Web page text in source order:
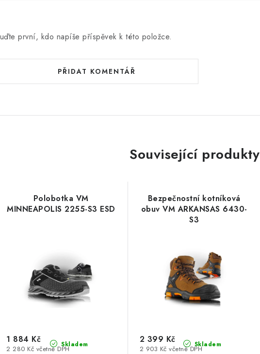
první, kdo napíše příspěvek k této položce.
PŘIDAT KOMENTÁŘ
Související produkty
Polobotka VM
MINNEAPOLIS 2255-S3 ESD
Skladem
2 280 Kč včetně DPH
1 884 Kč
Bezpečnostní kotníková
obuv VM ARKANSAS 6430-
S3
Skladem
2 903 Kč včetně DPH
2 399 Kč